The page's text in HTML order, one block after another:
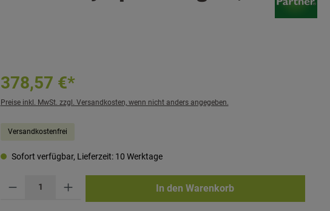
378,57 €*
Preise inkl. MwSt. zzgl. Versandkosten, wenn nicht anders angegeben.
Versandkostenfrei
Sofort verfügbar, Lieferzeit: 10 Werktage
In den Warenkorb